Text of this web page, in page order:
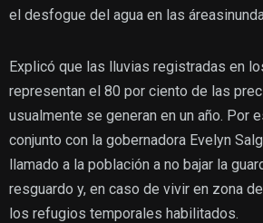
el desfogue del agua en las
Explicó que las lluvias registradas en
representan el 80 por ciento de las
usualmente se generan en un año. Por
conjunto con la gobernadora Evelyn
llamado a la población a no bajar la
resguardo y, en caso de vivir en zona
los refugios temporales habilitados.